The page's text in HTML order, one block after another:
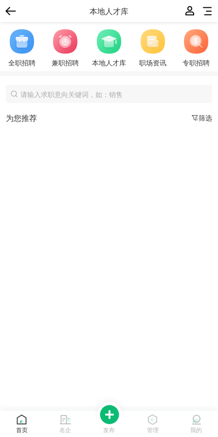
本地人才库
全职招聘 兼职招聘 本地人才库 职场资讯 专职招聘
筛选
为您推荐
首页 名企 发布 管理 我的